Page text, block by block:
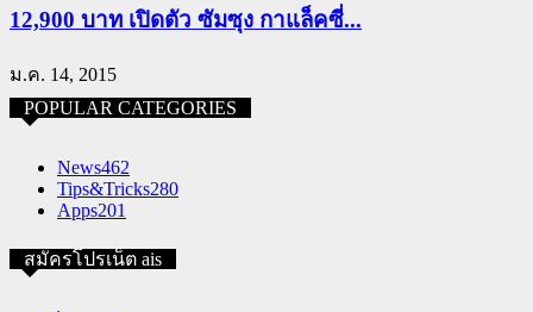
12,900 บาท เปิดตัว ซัมซุง กาแล็คซี่...
ม.ค. 14, 2015
POPULAR CATEGORIES
News462
Tips&Tricks280
Apps201
สมัครโปรเน็ต ais